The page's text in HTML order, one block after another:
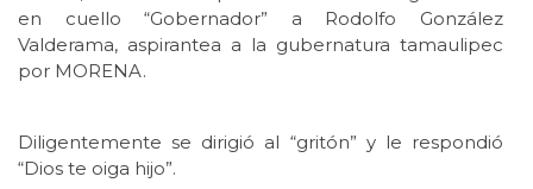
en cuello “Gobernador” a Rodolfo González
Valderama, aspirantea a la gubernatura tamaulipec
por MORENA.
Diligentemente se dirigió al “gritón” y le respondió
“Dios te oiga hijo”.